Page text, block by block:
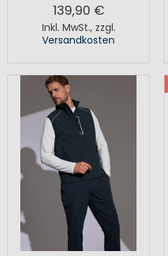
139,90 €
Inkl. MwSt., zzgl.
Versandkosten